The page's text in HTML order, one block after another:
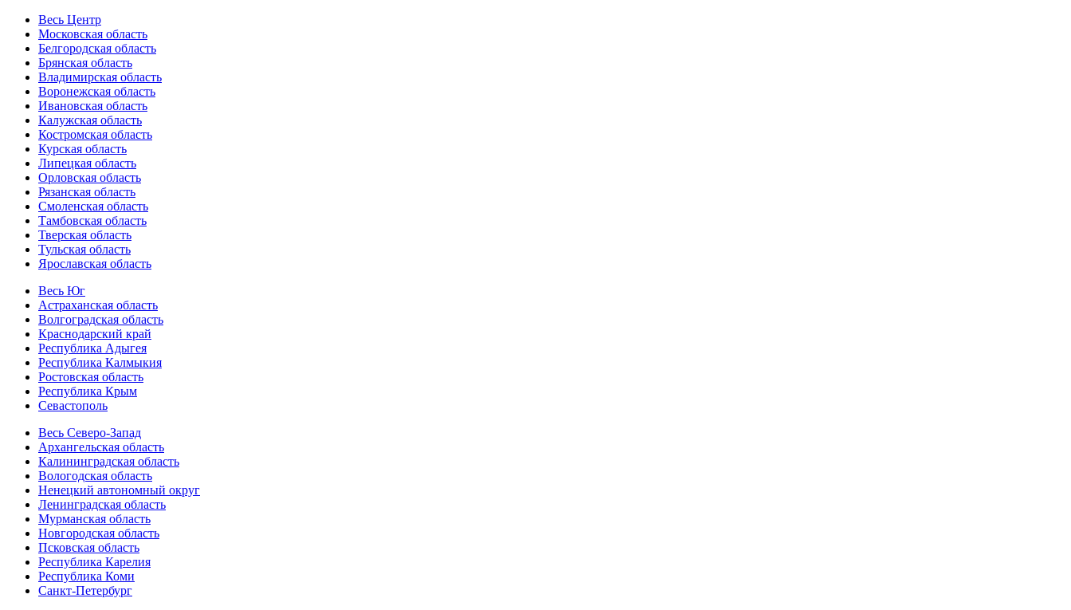
Весь Центр
Московская область
Белгородская область
Брянская область
Владимирская область
Воронежская область
Ивановская область
Калужская область
Костромская область
Курская область
Липецкая область
Орловская область
Рязанская область
Смоленская область
Тамбовская область
Тверская область
Тульская область
Ярославская область
Весь Юг
Астраханская область
Волгоградская область
Краснодарский край
Республика Адыгея
Республика Калмыкия
Ростовская область
Республика Крым
Севастополь
Весь Северо-Запад
Архангельская область
Калининградская область
Вологодская область
Ненецкий автономный округ
Ленинградская область
Мурманская область
Новгородская область
Псковская область
Республика Карелия
Республика Коми
Санкт-Петербург